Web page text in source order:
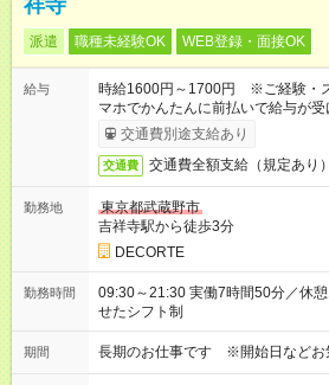
祥寺
派遣 職種未経験OK WEB登録・面接OK
給与
時給1600円～1700円 ※ご経験・
マホでかんたんに前払いで給与が
あり）交通費別途支給あり
交通費 交通費全額支給（規定あり）
勤務地
東京都武蔵野市
吉祥寺駅から徒歩3分
DECORTE
勤務時間
09:30～21:30 実働7時間50分／休憩1時間10分 営業時間に合わ
せたシフト制
期間 長期のお仕事です ※開始日などお